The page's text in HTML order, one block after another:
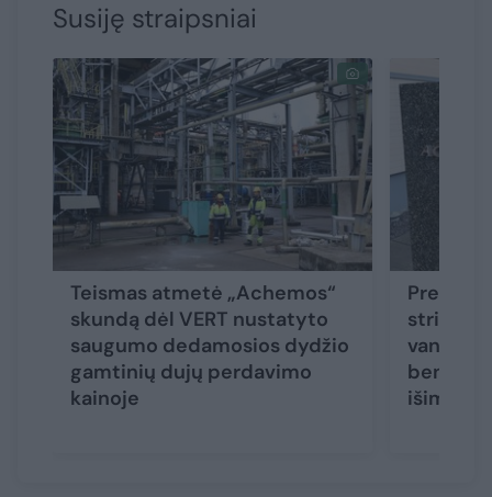
Susiję straipsniai
Teismas atmetė „Achemos“
skundą dėl VERT nustatyto
saugumo dedamosios dydžio
gamtinių dujų perdavimo
kainoje
išimtis